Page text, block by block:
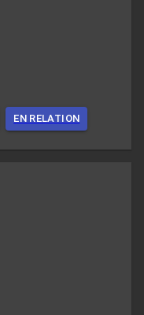
EN RELATION